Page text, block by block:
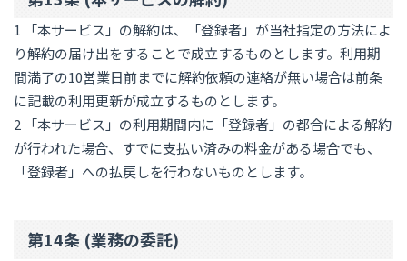
1 「本サービス」の解約は、「登録者」が当社指定の方法によ
り解約の届け出をすることで成立するものとします。利用期
間満了の10営業日前までに解約依頼の連絡が無い場合は前条
に記載の利用更新が成立するものとします。
2 「本サービス」の利用期間内に「登録者」の都合による解約
が行われた場合、すでに支払い済みの料金がある場合でも、
「登録者」への払戻しを行わないものとします。
第14条 (業務の委託)